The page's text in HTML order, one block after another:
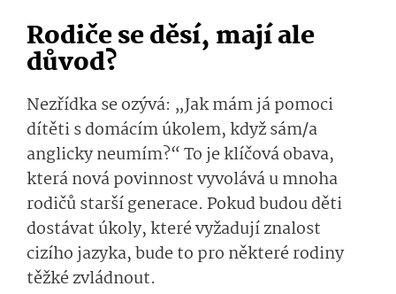
Rodiče se děsí, mají ale
důvod?
Nezřídka se ozývá: „Jak mám já pomoci
dítěti s domácím úkolem, když sám/a
anglicky neumím?“ To je klíčová obava,
která nová povinnost vyvolává u mnoha
rodičů starší generace. Pokud budou děti
dostávat úkoly, které vyžadují znalost
cizího jazyka, bude to pro některé rodiny
těžké zvládnout.